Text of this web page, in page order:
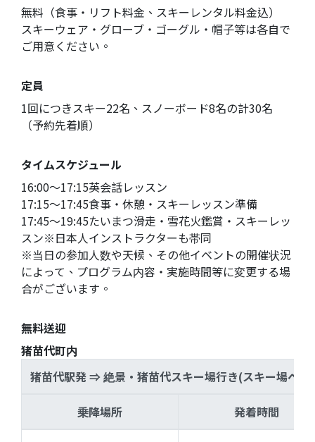
無料（食事・リフト料金、スキーレンタル料金込）
スキーウェア・グローブ・ゴーグル・帽子等は各自で
ご用意ください。
定員
1回につきスキー22名、スノーボード8名の計30名
（予約先着順）
タイムスケジュール
16:00〜17:15英会話レッスン
17:15〜17:45食事・休憩・スキーレッスン準備
17:45〜19:45たいまつ滑走・雪花火鑑賞・スキーレッ
スン※日本人インストラクターも帯同
※当日の参加人数や天候、その他イベントの開催状況
によって、プログラム内容・実施時間等に変更する場
合がございます。
無料送迎
猪苗代町内
猪苗代駅発 ⇒ 絶景・猪苗代スキー場行き(スキー場へ行
乗降場所 発着時間